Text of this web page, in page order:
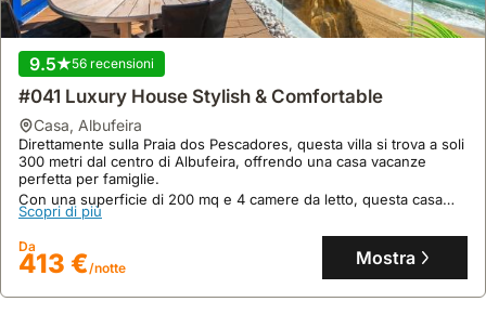
9.5 56 recensioni
#041 Luxury House Stylish & Comfortable
casa, Albufeira
Direttamente sulla Praia dos Pescadores, questa villa si trova a soli
300 metri dal centro di Albufeira, offrendo una casa vacanze
perfetta per famiglie.
Con una superficie di 200 mq e 4 camere da letto, questa casa
vacanza dispone di aria condizionata, WiFi e una terrazza con vista
mare, oltre a una cucina completa di lavastoviglie e forno.
Scopri di più
Da
413 €/notte Mostra